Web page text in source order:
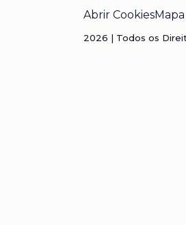
Abrir Cookies
2026 | Todos os